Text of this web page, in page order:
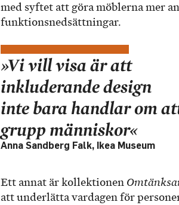
med syftet att göra möblerna mer
funktionsnedsättningar.
»Vi vill visa är att
inkluderande design
inte bara handlar om
grupp människor«
Anna Sandberg Falk, Ikea Museum
Ett annat är kollektionen
att underlätta vardagen för